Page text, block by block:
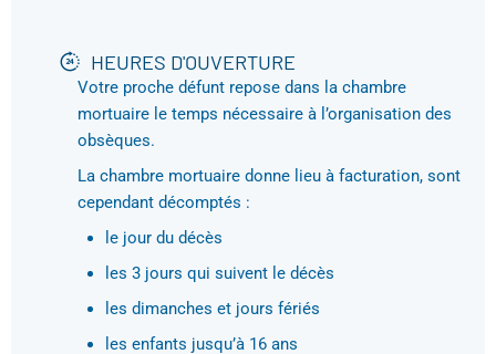
HEURES D'OUVERTURE
Votre proche défunt repose dans la chambre
mortuaire le temps nécessaire à l’organisation des
obsèques.
La chambre mortuaire donne lieu à facturation, sont
cependant décomptés :
le jour du décès
les 3 jours qui suivent le décès
les dimanches et jours fériés
les enfants jusqu’à 16 ans